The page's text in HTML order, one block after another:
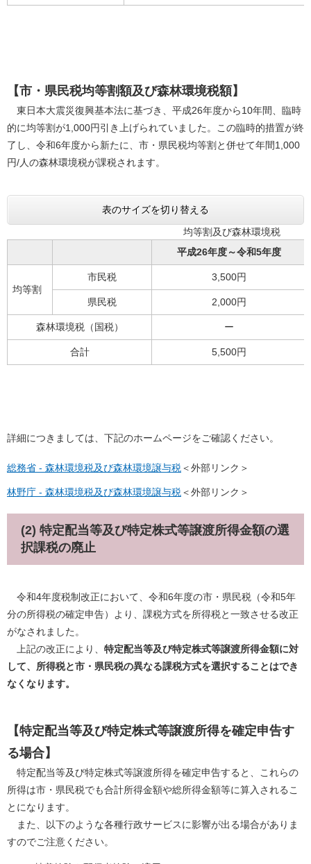
【市・県民税均等割額及び森林環境税額】
東日本大震災復興基本法に基づき、平成26年度から10年間、臨時
的に均等割が1,000円引き上げられていました。この臨時的措置が終
了し、令和6年度から新たに、市・県民税均等割と併せて年間1,000
円/人の森林環境税が課税されます。
表のサイズを切り替える
均等割及び森林環境税
平成26年度～令和5年度
均等割
市民税 3,500円
県民税 2,000円
森林環境税（国税） ー
合計 5,500円
詳細につきましては、下記のホームページをご確認ください。
総務省 - 森林環境税及び森林環境譲与税＜外部リンク＞
林野庁 ‐ 森林環境税及び森林環境譲与税＜外部リンク＞
(2) 特定配当等及び特定株式等譲渡所得金額の選
択課税の廃止
令和4年度税制改正において、令和6年度の市・県民税（令和5年
分の所得税の確定申告）より、課税方式を所得税と一致させる改正
がなされました。
上記の改正により、 特定配当等及び特定株式等譲渡所得金額に対
して、所得税と市・県民税の異なる課税方式を選択することはでき
なくなります。
【特定配当等及び特定株式等譲渡所得を確定申告す
る場合】
特定配当等及び特定株式等譲渡所得を確定申告すると、これらの
所得は市・県民税でも合計所得金額や総所得金額等に算入されるこ
とになります。
また、以下のような各種行政サービスに影響が出る場合がありま
すのでご注意ください。